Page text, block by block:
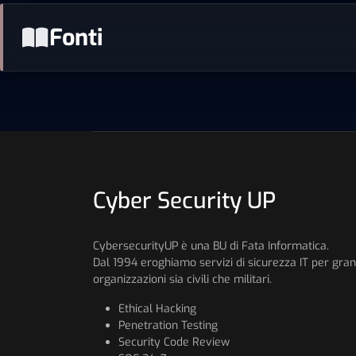
Fonti
Cyber Security UP
CybersecurityUP è una BU di Fata Informatica.
Dal 1994 eroghiamo servizi di sicurezza IT per
organizzazioni sia civili che militari.
Ethical Hacking
Penetration Testing
Security Code Review